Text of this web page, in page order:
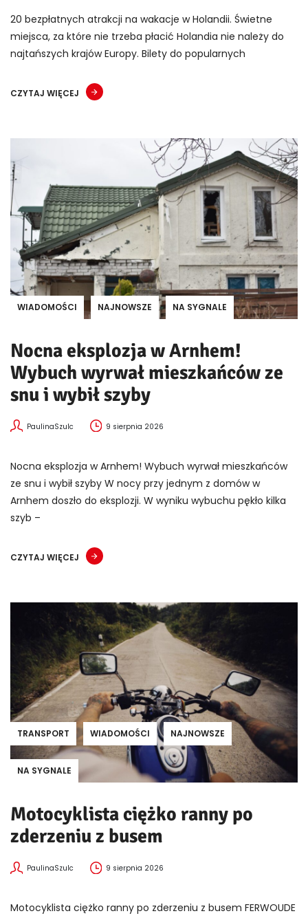
20 bezpłatnych atrakcji na wakacje w Holandii. Świetne
miejsca, za które nie trzeba płacić Holandia nie należy do
najtańszych krajów Europy. Bilety do popularnych
CZYTAJ WIĘCEJ
WIADOMOŚCI NAJNOWSZE NA SYGNALE
Nocna eksplozja w Arnhem!
Wybuch wyrwał mieszkańców ze
snu i wybił szyby
PaulinaSzulc 9 sierpnia 2026
Nocna eksplozja w Arnhem! Wybuch wyrwał mieszkańców
ze snu i wybił szyby W nocy przy jednym z domów w
Arnhem doszło do eksplozji. W wyniku wybuchu pękło kilka
szyb –
CZYTAJ WIĘCEJ
TRANSPORT WIADOMOŚCI NAJNOWSZE
NA SYGNALE
Motocyklista ciężko ranny po
zderzeniu z busem
PaulinaSzulc 9 sierpnia 2026
Motocyklista ciężko ranny po zderzeniu z busem FERWOUDE